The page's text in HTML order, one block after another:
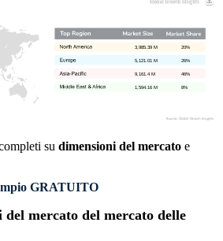
8%
1,594.16 M
46%
9,161.4 M
26%
5,121.01 M
20%
3,985.39 M
su dimensioni del mercato e
GRATUITO
mercato del mercato delle